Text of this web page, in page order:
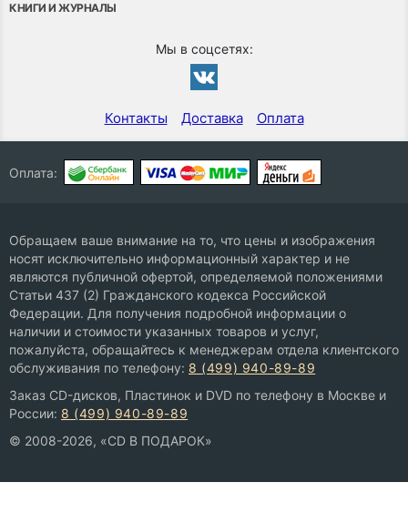
КНИГИ И ЖУРНАЛЫ
Мы в соцсетях:
Контакты Доставка Оплата
Оплата:
Обращаем ваше внимание на то, что цены и изображения
носят исключительно информационный характер и не
являются публичной офертой, определяемой положениями
Статьи 437 (2) Гражданского кодекса Российской
Федерации. Для получения подробной информации о
наличии и стоимости указанных товаров и услуг,
пожалуйста, обращайтесь к менеджерам отдела клиентского
обслуживания по телефону: 8 (499) 940-89-89
Заказ CD-дисков, Пластинок и DVD по телефону в Москве и
России: 8 (499) 940-89-89
© 2008-2026, «CD В ПОДАРОК»